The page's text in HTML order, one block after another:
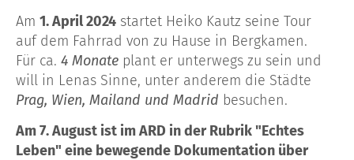
Am 1. April 2024 startet Heiko Kautz seine Tour
auf dem Fahrrad von zu Hause in Bergkamen.
Für ca. 4 Monate plant er unterwegs zu sein und
will in Lenas Sinne, unter anderem die Städte
Prag, Wien, Mailand und Madrid besuchen.
Am 7. August ist im ARD in der Rubrik "Echtes
Leben" eine bewegende Dokumentation über